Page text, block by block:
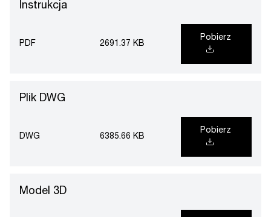
Instrukcja
PDF 2691.37 KB
Pobierz
Plik DWG
DWG 6385.66 KB
Pobierz
Model 3D